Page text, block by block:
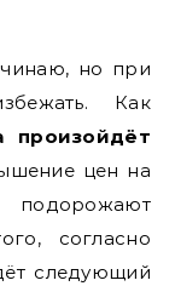
но при
Как
произойдёт
цен на
согласно
следующий